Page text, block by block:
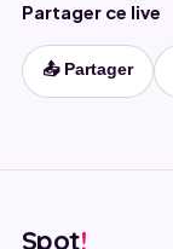
Partager ce live
📤 Partager
Spot!